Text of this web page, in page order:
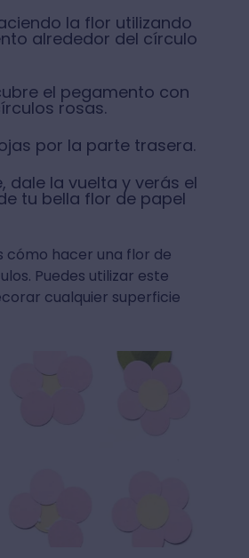
la flor utilizando
alrededor del círculo
el pegamento con
rosas.
por la parte trasera.
dale la vuelta y verás el
tu bella flor de papel
cómo hacer una flor de
Puedes utilizar este
cualquier superficie